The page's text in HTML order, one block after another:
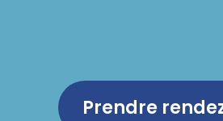
Prendre